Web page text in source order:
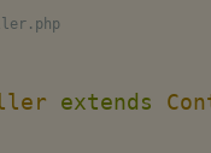
extends